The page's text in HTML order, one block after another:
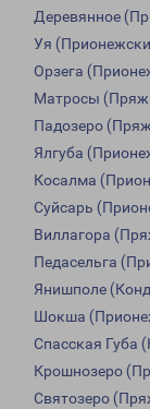
Деревянное
Уя
Орзега
Матросы
Падозеро
Ялгуба
Косалма
Суйсарь
Виллагора
Педасельга
Янишполе
Шокша
Спасская Губа
Крошнозеро
Святозеро